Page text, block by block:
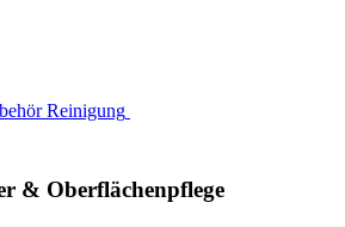
Reinigung
& Oberflächenpflege